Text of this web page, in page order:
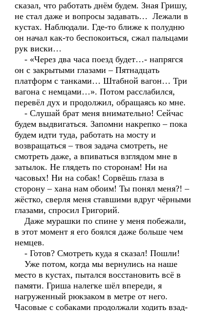
сказал, что работать днём будем. Зная Гришу,
не стал даже и вопросы задавать… Лежали в
кустах. Наблюдали. Где-то ближе к полудню
он начал как-то беспокоиться, сжал пальцами
рук виски…
- «Через два часа поезд будет…- напрягся
он с закрытыми глазами – Пятнадцать
платформ с танками… Штабной вагон… Три
вагона с немцами…». Потом расслабился,
перевёл дух и продолжил, обращаясь ко мне.
- Слушай брат меня внимательно! Сейчас
будем выдвигаться. Запомни накрепко – пока
будем идти туда, работать на мосту и
возвращаться – твоя задача смотреть, не
смотреть даже, а впиваться взглядом мне в
затылок. Не глядеть по сторонам! Ни на
часовых! Ни на собак! Сорвёшь глаза в
сторону – хана нам обоим! Ты понял меня?! –
жёстко, сверля меня ставшими вдруг чёрными
глазами, спросил Григорий.
Даже мурашки по спине у меня побежали,
в этот момент я его боялся даже больше чем
немцев.
- Готов? Смотреть куда я сказал! Пошли!
Уже потом, когда мы вернулись на наше
место в кустах, пытался восстановить всё в
памяти. Гриша налегке шёл впереди, я
нагруженный рюкзаком в метре от него.
Часовые с собаками продолжали ходить взад-